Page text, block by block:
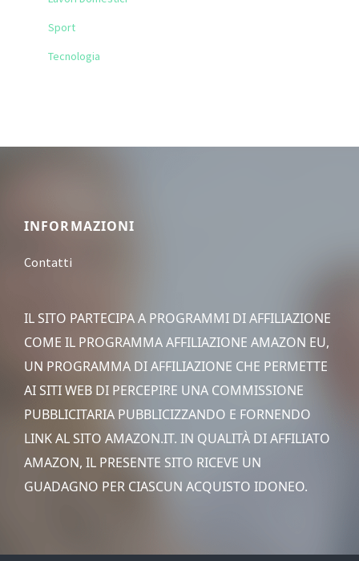
Sport
Tecnologia
Footer
INFORMAZIONI
Contatti
IL SITO PARTECIPA A PROGRAMMI DI AFFILIAZIONE
COME IL PROGRAMMA AFFILIAZIONE AMAZON EU,
UN PROGRAMMA DI AFFILIAZIONE CHE PERMETTE
AI SITI WEB DI PERCEPIRE UNA COMMISSIONE
PUBBLICITARIA PUBBLICIZZANDO E FORNENDO
LINK AL SITO AMAZON.IT. IN QUALITÀ DI AFFILIATO
AMAZON, IL PRESENTE SITO RICEVE UN
GUADAGNO PER CIASCUN ACQUISTO IDONEO.